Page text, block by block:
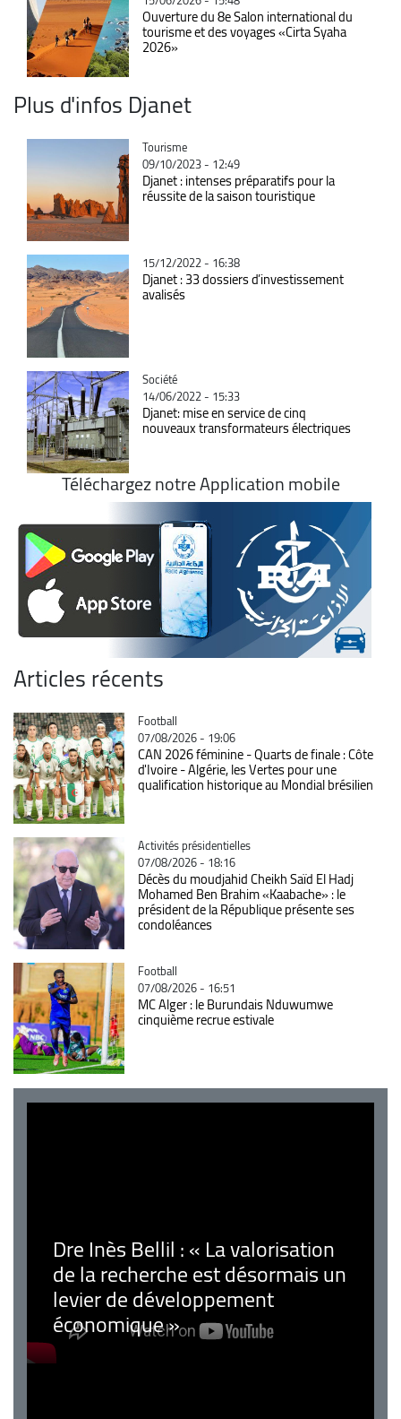
Ouverture du 8e Salon international du
tourisme et des voyages «Cirta Syaha
2026»
Plus d'infos Djanet
Catégorie
Tourisme
09/10/2023 - 12:49
Djanet : intenses préparatifs pour la
réussite de la saison touristique
15/12/2022 - 16:38
Djanet : 33 dossiers d’investissement
avalisés
Catégorie
Société
14/06/2022 - 15:33
Djanet: mise en service de cinq
nouveaux transformateurs électriques
Téléchargez notre Application mobile
Articles récents
Catégorie
Football
07/08/2026 - 19:06
CAN 2026 féminine - Quarts de finale : Côte
d'Ivoire - Algérie, les Vertes pour une
qualification historique au Mondial brésilien
Catégorie
Activités présidentielles
07/08/2026 - 18:16
Décès du moudjahid Cheikh Saïd El Hadj
Mohamed Ben Brahim «Kaabache» : le
président de la République présente ses
condoléances
Catégorie
Football
07/08/2026 - 16:51
MC Alger : le Burundais Nduwumwe
cinquième recrue estivale
Dre Inès Bellil : « La valorisation
de la recherche est désormais un
levier de développement
économique »